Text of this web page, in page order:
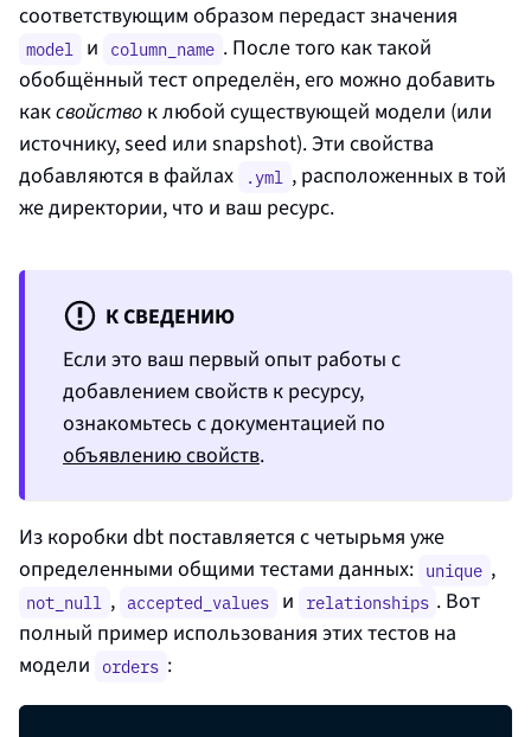
соответствующим образом передаст значения
model и column_name . После того как такой
обобщённый тест определён, его можно добавить
каксвойство к любой существующей модели (или
источнику, seed или snapshot). Эти свойства
добавляются в файлах
.yml , расположенных в той
же директории, что и ваш ресурс.
К СВЕДЕНИЮ
Если это ваш первый опыт работы с
добавлением свойств к ресурсу,
ознакомьтесь с документацией по
объявлению свойств.
Из коробки dbt поставляется с четырьмя уже
определенными общими тестами данных: unique ,
not_null , accepted_values и relationships . Вот
полный пример использования этих тестов на
модели orders :